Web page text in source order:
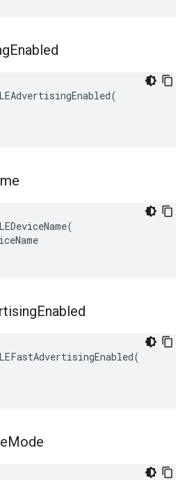
Enabled
(
Enabled
Mode